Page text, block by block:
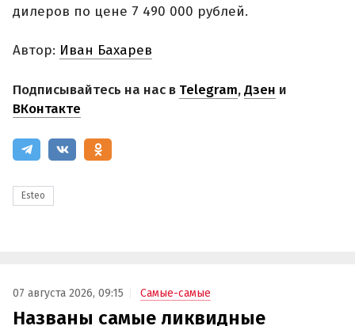
дилеров по цене 7 490 000 рублей.
Автор: Иван Бахарев
Подписывайтесь на нас в Telegram,Дзен и
ВКонтакте
Esteo
07 августа 2026, 09:15 Самые-самые
Названы самые ликвидные